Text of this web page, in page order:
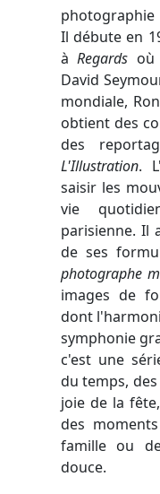
photographie
Il débute en
àRegards
David
mondiale,
obtient des
des
L'Illustration.
saisir les
vie
parisienne. Il
de ses
photographe
images de
dont
symphonie
c'est une
du temps,
joie de la
des
famille ou
douce.